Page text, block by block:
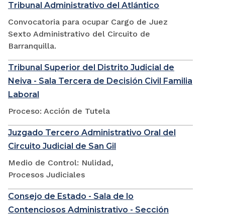
Tribunal Administrativo del Atlántico
Convocatoria para ocupar Cargo de Juez
Sexto Administrativo del Circuito de
Barranquilla.
Tribunal Superior del Distrito Judicial de
Neiva - Sala Tercera de Decisión Civil Familia
Laboral
Proceso: Acción de Tutela
Juzgado Tercero Administrativo Oral del
Circuito Judicial de San Gil
Medio de Control: Nulidad,
Procesos Judiciales
Consejo de Estado - Sala de lo
Contenciosos Administrativo - Sección